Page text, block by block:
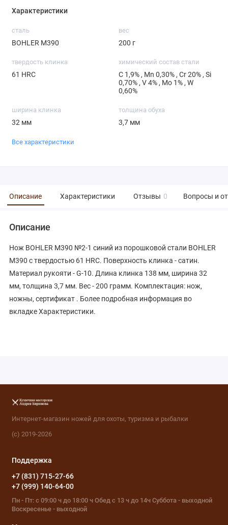
Характеристики
сталь
BOHLER М390
вес
200 г
твердость клинка
61 HRC
химический состав стали
С 1,9% , Mn 0,30% , Cr 20% , Si
0,70% , V 4% , Mo 1% , W
0,60%
ширина клинка
32 мм
толщина обуха
3,7 мм
Все характеристики
Описание Характеристики Отзывы 0 Вопросы и
Описание
Нож BOHLER M390 №2-1 синий из порошковой стали BOHLER
М390 с твердостью 61 HRC. Поверхность клинка - сатин.
Материал рукояти - G-10. Длина клинка 138 мм, ширина 32
мм, толщина 3,7 мм. Вес - 200 грамм. Комплектация: нож,
ножны, сертификат . Более подробная информация во
вкладке Характеристики.
Интернет-магазин ножей для охоты, туризма и рыбалки
(с) 2019-2026
Поддержка
+7 (831) 715-27-66
+7 (999) 140-64-00
Пн - Пт: с 09:00 ч до 18:00 ч Обед с 13 ч до 14ч Суббота - выходной
Воскресенье - выходной